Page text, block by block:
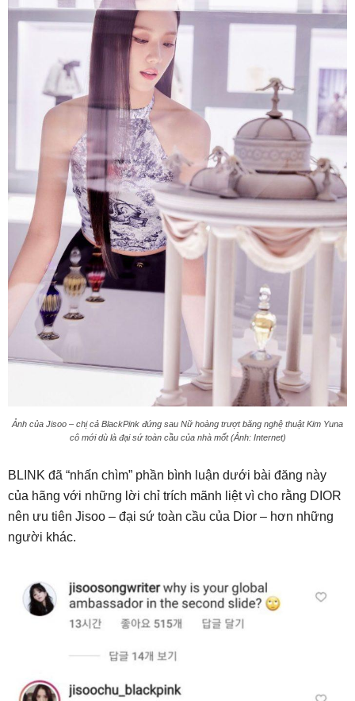
Ảnh của Jisoo – chị cả BlackPink đứng sau Nữ hoàng trượt băng nghệ thuật Kim Yuna
cô mới dù là đại sứ toàn cầu của nhà mốt (Ảnh: Internet)
BLINK đã “nhấn chìm” phần bình luận dưới bài đăng này
của hãng với những lời chỉ trích mãnh liệt vì cho rằng DIOR
nên ưu tiên Jisoo – đại sứ toàn cầu của Dior – hơn những
người khác.